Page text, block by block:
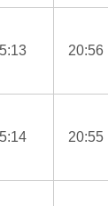
20:56
20:55